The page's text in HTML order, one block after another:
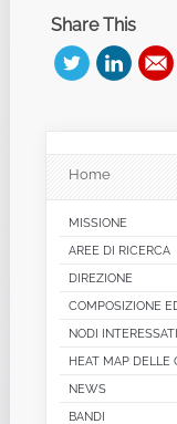
Share This
Home
MISSIONE
AREE DI RICERCA
DIREZIONE
COMPOSIZIONE
NODI
HEAT MAP DELLE
NEWS
BANDI